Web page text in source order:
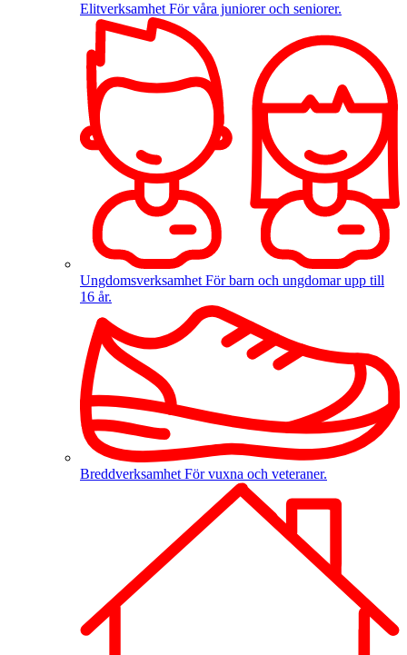
Elitverksamhet För våra juniorer och seniorer.
Ungdomsverksamhet För barn och ungdomar upp till
16 år.
Breddverksamhet För vuxna och veteraner.